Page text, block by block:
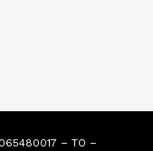
– TO –